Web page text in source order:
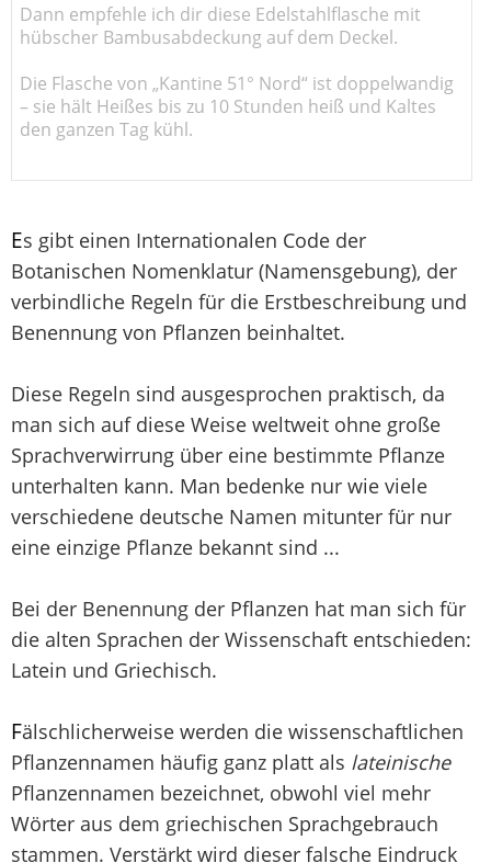
Dann empfehle ich dir diese Edelstahlflasche mit
hübscher Bambusabdeckung auf dem Deckel.
Die Flasche von „Kantine 51° Nord“ ist doppelwandig
– sie hält Heißes bis zu 10 Stunden heiß und Kaltes
den ganzen Tag kühl.
Es gibt einen Internationalen Code der
Botanischen Nomenklatur (Namensgebung), der
verbindliche Regeln für die Erstbeschreibung und
Benennung von Pflanzen beinhaltet.
Diese Regeln sind ausgesprochen praktisch, da
man sich auf diese Weise weltweit ohne große
Sprachverwirrung über eine bestimmte Pflanze
unterhalten kann. Man bedenke nur wie viele
verschiedene deutsche Namen mitunter für nur
eine einzige Pflanze bekannt sind ...
Bei der Benennung der Pflanzen hat man sich für
die alten Sprachen der Wissenschaft entschieden:
Latein und Griechisch.
Fälschlicherweise werden die wissenschaftlichen
Pflanzennamen häufig ganz platt als lateinische
Pflanzennamen bezeichnet, obwohl viel mehr
Wörter aus dem griechischen Sprachgebrauch
stammen. Verstärkt wird dieser falsche Eindruck